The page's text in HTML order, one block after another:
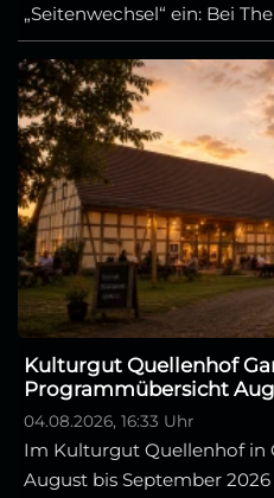
„Seitenwechsel“ ein: Bei
Kulturgut Quellenhof
Programmübersicht
04.08.2026, 16:33 Uhr
Im Kulturgut Quellenhof in
August bis September